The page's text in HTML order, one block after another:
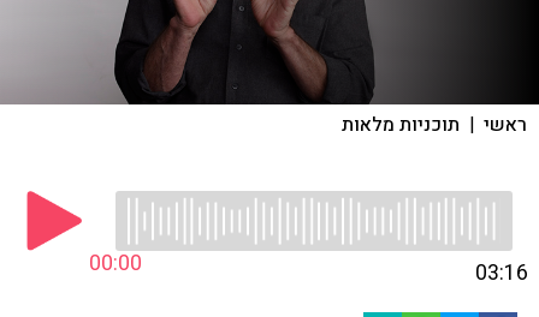
ראשי | תוכניות מלאות
00:00 03:16